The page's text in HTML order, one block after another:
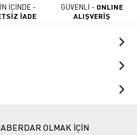
İÇİNDE -
İADE
GÜVENLİ - ONLINE
ALIŞVERİŞ
OLMAK İÇİN